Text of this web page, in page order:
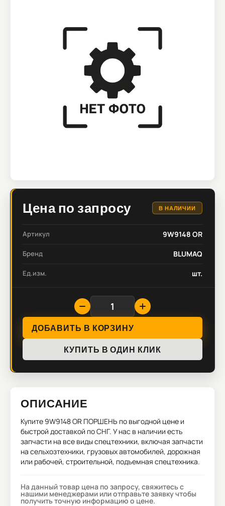
Цена по запросу В НАЛИЧИИ
Артикул 9W9148 OR
Бренд BLUMAQ
Ед.изм. шт.
ДОБАВИТЬ В КОРЗИНУ
КУПИТЬ В ОДИН КЛИК
ОПИСАНИЕ
Купите 9W9148 OR ПОРШЕНЬ по выгодной цене и
быстрой доставкой по СНГ. У нас в наличии есть
запчасти на все виды спецтехники, включая запчасти
на сельхозтехники, грузовых автомобилей, дорожная
или рабочей, строительной, подъемная спецтехника.
На данный товар цена по запросу, свяжитесь с
нашими менеджерами или отправьте заявку чтобы
получить точную информацию о цене.